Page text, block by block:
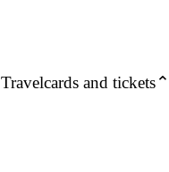
Travelcards and tickets